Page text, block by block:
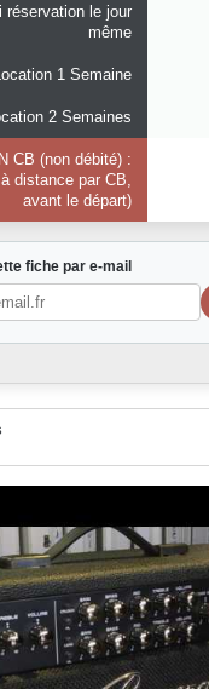
réservation le jour
même
1 Semaine
2 Semaines
CB (non débité) :
distance par CB,
avant le départ)
fiche par e-mail